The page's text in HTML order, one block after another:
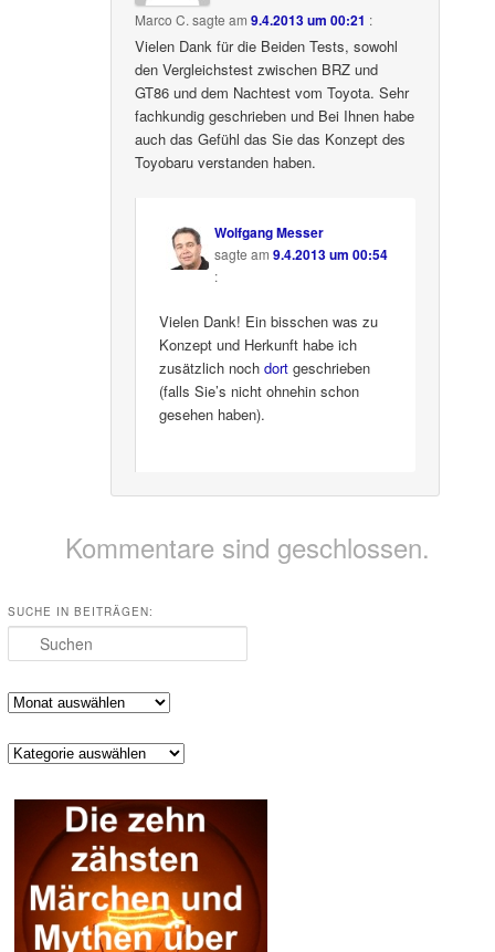
Marco C.sagte am9.4.2013 um 00:21 :
Vielen Dank für die Beiden Tests, sowohl
den Vergleichstest zwischen BRZ und
GT86 und dem Nachtest vom Toyota. Sehr
fachkundig geschrieben und Bei Ihnen habe
auch das Gefühl das Sie das Konzept des
Toyobaru verstanden haben.
Wolfgang Messer
sagte am9.4.2013 um 00:54
:
Vielen Dank! Ein bisschen was zu
Konzept und Herkunft habe ich
zusätzlich nochdort geschrieben
(falls Sie’s nicht ohnehin schon
gesehen haben).
Kommentare sind geschlossen.
SUCHE IN BEITRÄGEN:
Suchen